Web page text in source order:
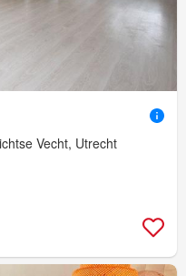
Vecht, Utrecht